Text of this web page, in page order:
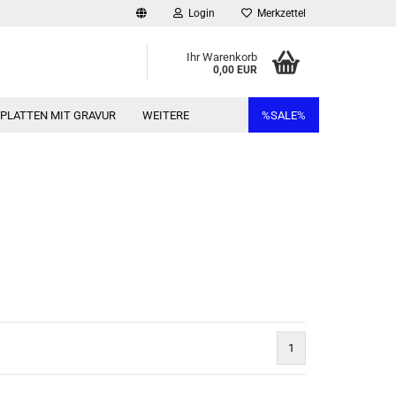
Login Merkzettel
Ihr Warenkorb
0,00 EUR
MIT GRAVUR %SALE%
WEITERE
1